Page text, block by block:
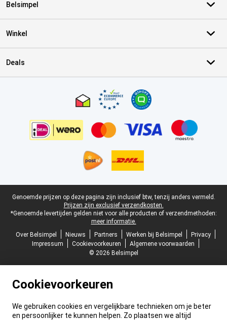
Belsimpel
Winkel
Deals
Juridische voettekst
Genoemde prijzen op deze pagina zijn inclusief btw, tenzij anders vermeld.
Prijzen zijn exclusief verzendkosten.
*Genoemde levertijden gelden niet voor alle producten of verzendmethoden:
meer informatie.
Over Belsimpel
Nieuws Partners Werken bij Belsimpel
Privacy
Impressum
Cookievoorkeuren
Algemene voorwaarden
© 2026 Belsimpel
Cookievoorkeuren
We gebruiken cookies en vergelijkbare technieken om je beter
en persoonlijker te kunnen helpen. Zo plaatsen we altijd